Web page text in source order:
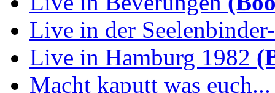
Live in der
Live in Hamburg 1982
Macht kaputt was euch...